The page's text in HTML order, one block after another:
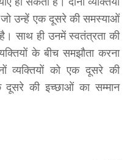
उन्हें एक दूसरे की समस्याओं
साथ ही उनमें स्वतंत्रता की
के बीच समझौता करना
व्यक्तियों को एक दूसरे की
की इच्छाओं का सम्मान